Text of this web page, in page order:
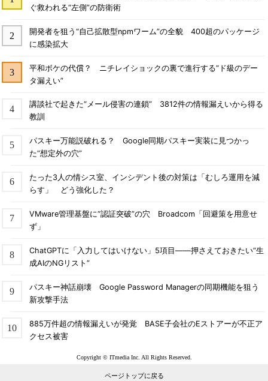
ぐ救われる“左側”の防衛術
開発者を狙う“自己拡散型npmワーム”の全貌 400超のパッケージ
に感染拡大
平和ボケの代償？ ニチレイショックの裏で進行する“ド級のデー
タ漏えい”
講談社で起きた“メール侵害の連鎖” 3812件の情報漏えいから得る
教訓
パスキー万能説破れる？ Google同期パスキー実装に見つかっ
た“想定外の穴”
たった3人の情シス室、インシデント後の対策は「むしろ運用を減
らす」 どう強化した？
VMware管理基盤に“認証突破”の穴 Broadcom「回避策を用意せ
ず」
ChatGPTに「入力してはいけない」5項目――押さえておきたい“生
成AIのNGリスト”
パスキー神話崩壊 Google Password Managerの同期機能を狙う
新攻撃手法
885万件超の情報漏えいが発覚 BASE子会社のEストアーが不正ア
クセス被害
Copyright © ITmedia Inc. All Rights Reserved.
ページトップに戻る